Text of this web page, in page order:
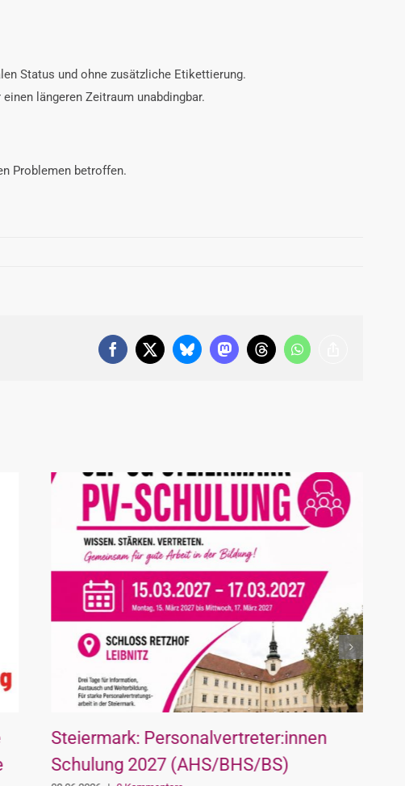
Status und ohne zusätzliche Etikettierung.
längeren Zeitraum unabdingbar.
Problemen betroffen.
Facebook
X BlueskyMastodonThreadsWhatsApp
Steiermark: Personalvertreter:innen
Schulung 2027 (AHS/BHS/BS)